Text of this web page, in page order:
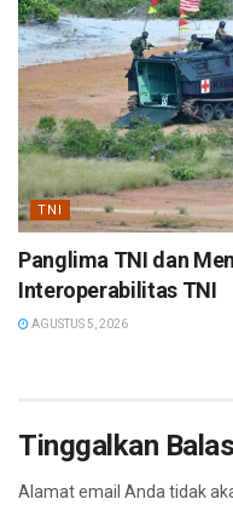
TNI
Panglima TNI dan
Interoperabilitas TNI
AGUSTUS 5, 2026
Tinggalkan
Alamat email Anda tidak